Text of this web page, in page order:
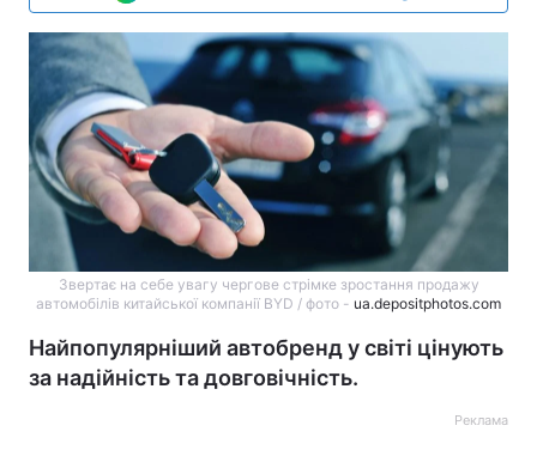
Звертає на себе увагу чергове стрімке зростання продажу
автомобілів китайської компанії BYD / фото - ua.depositphotos.com
Найпопулярніший автобренд у світі цінують
за надійність та довговічність.
Реклама